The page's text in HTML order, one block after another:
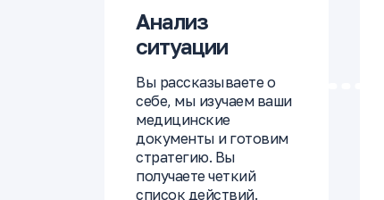
Анализ
ситуации
Вы рассказываете о
себе, мы изучаем ваши
медицинские
документы и готовим
стратегию. Вы
получаете четкий
список действий.